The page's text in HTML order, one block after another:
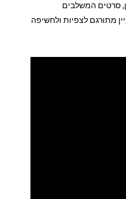
סרטים המשלבים
מתורגם לצפיות ולחשיפה